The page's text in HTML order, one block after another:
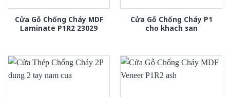
Cửa Gỗ Chống Cháy MDF
Laminate P1R2 23029
Cửa Gỗ Chống Cháy P1
cho khach san